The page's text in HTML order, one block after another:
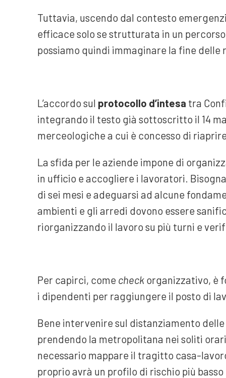
Tuttavia, uscendo dal contesto
efficace solo se strutturata in un
possiamo quindi immaginare la fine
L’accordo sul protocollo d’intesa tra
integrando il testo già sottoscritto il 14
merceologiche a cui è concesso di
La sfida per le aziende impone di
in ufficio e accogliere i lavoratori.
di sei mesi e adeguarsi ad alcune
ambienti e gli arredi dovono essere
riorganizzando il lavoro su più turni e
Per capirci, come checkorganizzativo, è
i dipendenti per raggiungere il posto di
Bene intervenire sul distanziamento
prendendo la metropolitana nei soliti
necessario mappare il tragitto casa-
proprio avrà un profilo di rischio più